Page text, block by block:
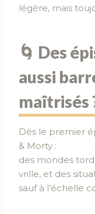
légère, mais
🌀 Des
aussi
maîtrisés
Dès le premier
& Morty :
des mondes
vrille, et des
sauf à l’échelle